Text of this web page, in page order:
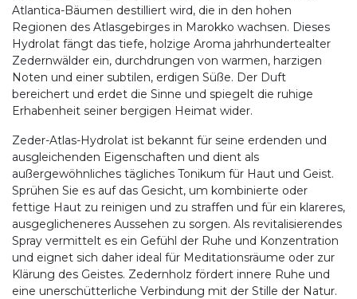
Atlantica-Bäumen destilliert wird, die in den hohen
Regionen des Atlasgebirges in Marokko wachsen. Dieses
Hydrolat fängt das tiefe, holzige Aroma jahrhundertealter
Zedernwälder ein, durchdrungen von warmen, harzigen
Noten und einer subtilen, erdigen Süße. Der Duft
bereichert und erdet die Sinne und spiegelt die ruhige
Erhabenheit seiner bergigen Heimat wider.
Zeder-Atlas-Hydrolat ist bekannt für seine erdenden und
ausgleichenden Eigenschaften und dient als
außergewöhnliches tägliches Tonikum für Haut und Geist.
Sprühen Sie es auf das Gesicht, um kombinierte oder
fettige Haut zu reinigen und zu straffen und für ein klareres,
ausgeglicheneres Aussehen zu sorgen. Als revitalisierendes
Spray vermittelt es ein Gefühl der Ruhe und Konzentration
und eignet sich daher ideal für Meditationsräume oder zur
Klärung des Geistes. Zedernholz fördert innere Ruhe und
eine unerschütterliche Verbindung mit der Stille der Natur.